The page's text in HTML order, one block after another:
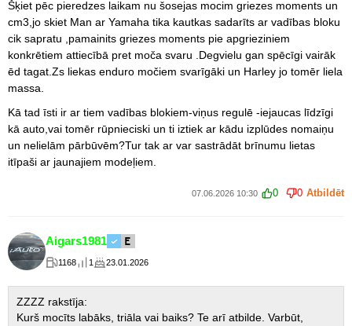
Šķiet pēc pieredzes laikam nu šosejas mocim griezes moments un
cm3,jo skiet Man ar Yamaha tika kautkas sadarīts ar vadības bloku
cik sapratu ,pamainits griezes moments pie apgrieziniem
konkrētiem attiecībā pret moča svaru .Degvielu gan spēcīgi vairāk
ēd tagat.Zs liekas enduro močiem svarīgāki un Harley jo tomēr liela
massa.
Kā tad īsti ir ar tiem vadības blokiem-viņus regulē -iejaucas līdzīgi
kā auto,vai tomēr rūpnieciski un ti iztiek ar kādu izplūdes nomaiņu
un nelielām pārbūvēm?Tur tak ar var sastrādāt brīnumu lietas
itīpaši ar jaunajiem modeļiem.
07.06.2026 10:30 0 0 Atbildēt
Aigars1981
1168 1 23.01.2026
ZZZZ rakstīja:
Kurš mocīts labāks, triāla vai baiks? Te arī atbilde. Varbūt,